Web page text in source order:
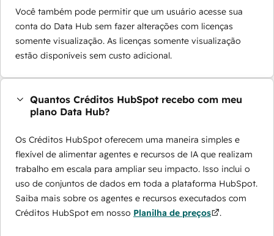
Você também pode permitir que um usuário acesse sua
conta do Data Hub sem fazer alterações com licenças
somente visualização. As licenças somente visualização
estão disponíveis sem custo adicional.
Quantos Créditos HubSpot recebo com meu
plano Data Hub?
Os Créditos HubSpot oferecem uma maneira simples e
flexível de alimentar agentes e recursos de IA que realizam
trabalho em escala para ampliar seu impacto. Isso inclui o
uso de conjuntos de dados em toda a plataforma HubSpot.
Saiba mais sobre os agentes e recursos executados com
Créditos HubSpot em nosso Planilha de preços .